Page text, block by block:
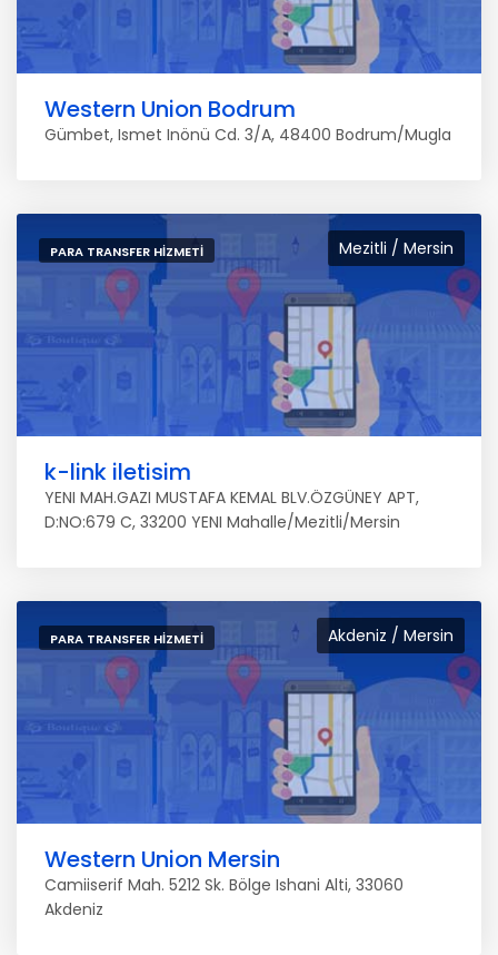
Western Union Bodrum
Gümbet, Ismet Inönü Cd. 3/A, 48400 Bodrum/Mugla
Mezitli / Mersin
PARA TRANSFER HIZMETI
k-link iletisim
YENI MAH.GAZI MUSTAFA KEMAL BLV.ÖZGÜNEY APT,
D:NO:679 C, 33200 YENI Mahalle/Mezitli/Mersin
Akdeniz / Mersin
PARA TRANSFER HIZMETI
Western Union Mersin
Camiiserif Mah. 5212 Sk. Bölge Ishani Alti, 33060
Akdeniz